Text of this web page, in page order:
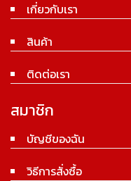
เกี่ยวกับเรา
สินค้า
ติดต่อเรา
สมาชิก
บัญชีของฉัน
วิธีการสั่งซื้อ